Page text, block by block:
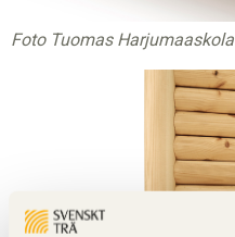
Foto Tuomas Harjumaaskola